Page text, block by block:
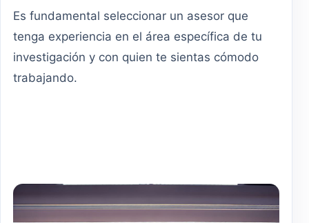
Es fundamental seleccionar un asesor que
tenga experiencia en el área específica de tu
investigación y con quien te sientas cómodo
trabajando.